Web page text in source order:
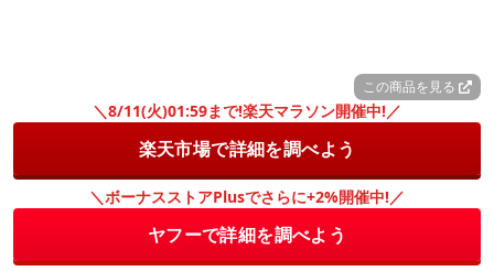
この商品を見る
＼8/11(火)01:59まで!楽天マラソン開催中!／
楽天市場で詳細を調べよう
＼ボーナスストアPlusでさらに+2%開催中!／
ヤフーで詳細を調べよう